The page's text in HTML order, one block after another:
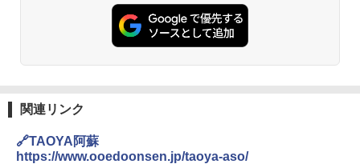
関連リンク
🔗TAOYA阿蘇
https://www.ooedoonsen.jp/taoya-aso/